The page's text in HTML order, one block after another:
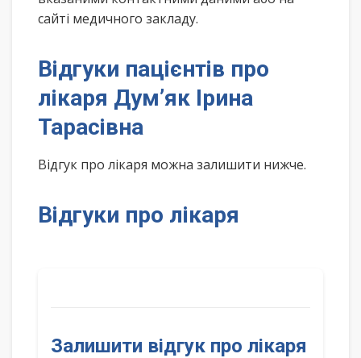
сайті медичного закладу.
Відгуки пацієнтів про
лікаря Дум’як Ірина
Тарасівна
Відгук про лікаря можна залишити нижче.
Відгуки про лікаря
Залишити відгук про лікаря